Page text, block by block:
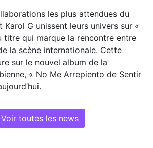
les plus attendues du
Karol G unissent leurs univers sur «
titre qui marque la rencontre entre
la scène internationale. Cette
sur le nouvel album de la
« No Me Arrepiento de Sentir
Voir toutes les news